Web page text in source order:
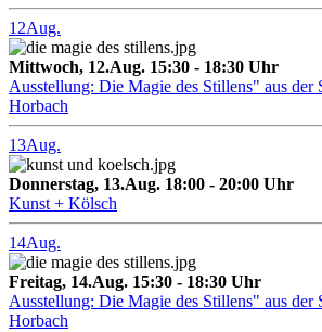
12Aug.
Mittwoch, 12.Aug. 15:30 - 18:30 Uhr
Ausstellung: Die Magie des Stillens" aus der
Horbach
13Aug.
Donnerstag, 13.Aug. 18:00 - 20:00 Uhr
Kunst + Kölsch
14Aug.
Freitag, 14.Aug. 15:30 - 18:30 Uhr
Ausstellung: Die Magie des Stillens" aus der
Horbach